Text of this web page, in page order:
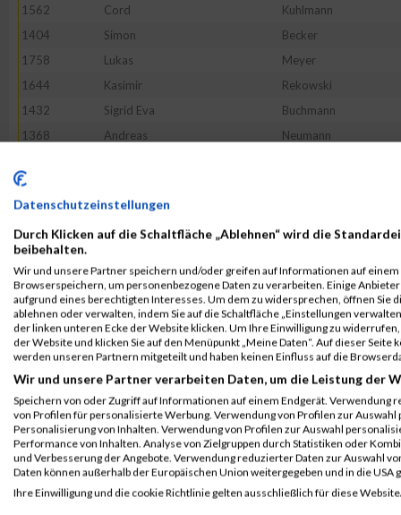
1562
Cord Kuhlmann
1404
Simon Becker
1758
Lukas Meyer
1644
Kasimir Rekowski
1432
Sigrid Eva Buchmann
1368
Andreas Neumann
1376
1637
Michael
1350
Marc Burlon
1659
Mehmet Ali Sayer
1364
Matthias Kaufmann
1371
Melanie Reinartz
1609
Ulrich Neumann
1391
Jan-Malte Ambs
50028
Hans Krankenberg
1696
Annik Stolberg
1488
Marco Griebau
1405
Timo Becker
Datenschutzeinstellungen
Durch Klicken auf die Schaltfläche „Ablehnen“ wird die
beibehalten.
Wir und unsere Partner speichern und/oder greifen auf Informationen auf einem
Browserspeichern, um personenbezogene Daten zu verarbeiten. Einige
aufgrund eines berechtigten Interesses. Um dem zu widersprechen, öffnen Sie
ablehnen oder verwalten, indem Sie auf die Schaltfläche „Einstellungen
der linken unteren Ecke der Website klicken. Um Ihre Einwilligung zu
der Website und klicken Sie auf den Menüpunkt „Meine Daten“. Auf dieser
werden unseren Partnern mitgeteilt und haben keinen Einfluss auf die
Wir und unsere Partner verarbeiten Daten, um die Leistung der
Speichern von oder Zugriff auf Informationen auf einem Endgerät. Verwendung
von Profilen für personalisierte Werbung. Verwendung von Profilen zur
Personalisierung von Inhalten. Verwendung von Profilen zur Auswahl
Performance von Inhalten. Analyse von Zielgruppen durch Statistiken oder
und Verbesserung der Angebote. Verwendung reduzierter Daten zur Auswahl
Daten können außerhalb der Europäischen Union weitergegeben und in die USA
Ihre Einwilligung und die cookie Richtlinie gelten ausschließlich für diese